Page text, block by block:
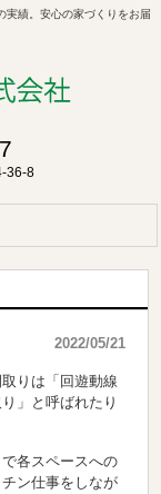
実績。安心の家づくりをお届
36-8
2022/05/21
りは「回遊動線
」と呼ばれたり
各スペースへの
ン仕事をしなが